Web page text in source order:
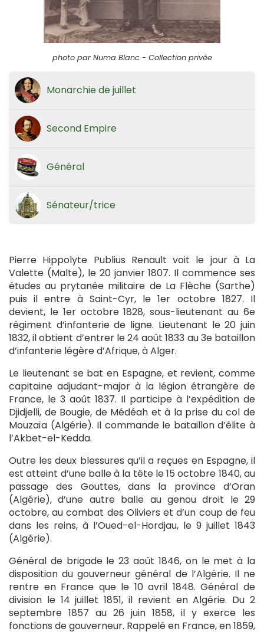
photo par Numa Blanc - Collection privée
Monarchie de juillet
Second Empire
Général
Sénateur/trice
Pierre Hippolyte Publius Renault voit le jour à La
Valette (Malte), le 20 janvier 1807. Il commence ses
études au prytanée militaire de La Flèche (Sarthe)
puis il entre à Saint-Cyr, le 1er octobre 1827. Il
devient, le 1er octobre 1828, sous-lieutenant au 6e
régiment d’infanterie de ligne. Lieutenant le 20 juin
1832, il obtient d’entrer le 24 août 1833 au 3e bataillon
d’infanterie légère d’Afrique, à Alger.
Le lieutenant se bat en Espagne, et revient, comme
capitaine adjudant-major à la légion étrangère de
France, le 3 août 1837. Il participe à l’expédition de
Djidjelli, de Bougie, de Médéah et à la prise du col de
Mouzaïa (Algérie). Il commande le bataillon d’élite à
l’Akbet-el-Kedda.
Outre les deux blessures qu’il a reçues en Espagne, il
est atteint d’une balle à la tête le 15 octobre 1840, au
passage des Gouttes, dans la province d’Oran
(Algérie), d’une autre balle au genou droit le 29
octobre, au combat des Oliviers et d’un coup de feu
dans les reins, à l’Oued-el-Hordjau, le 9 juillet 1843
(Algérie).
Général de brigade le 23 août 1846, on le met à la
disposition du gouverneur général de l’Algérie. Il ne
rentre en France que le 10 avril 1848. Général de
division le 14 juillet 1851, il revient en Algérie. Du 2
septembre 1857 au 26 juin 1858, il y exerce les
fonctions de gouverneur. Rappelé en France, en 1859,